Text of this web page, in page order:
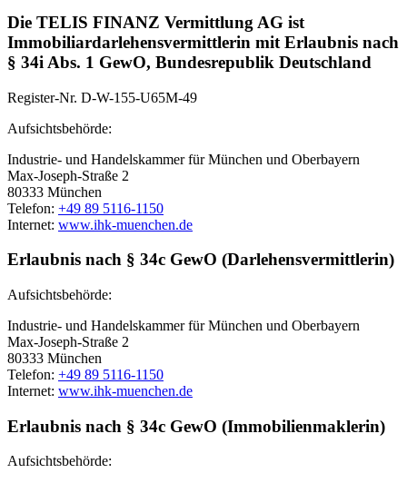
Die TELIS FINANZ Vermittlung AG ist
Immobiliardarlehensvermittlerin mit Erlaubnis nach
§ 34i Abs. 1 GewO, Bundesrepublik Deutschland
Register-Nr. D-W-155-U65M-49
Aufsichtsbehörde:
Industrie- und Handelskammer für München und Oberbayern
Max-Joseph-Straße 2
80333 München
Telefon: +49 89 5116-1150
Internet: www.ihk-muenchen.de
Erlaubnis nach § 34c GewO (Darlehensvermittlerin)
Aufsichtsbehörde:
Industrie- und Handelskammer für München und Oberbayern
Max-Joseph-Straße 2
80333 München
Telefon: +49 89 5116-1150
Internet: www.ihk-muenchen.de
Erlaubnis nach § 34c GewO (Immobilienmaklerin)
Aufsichtsbehörde: